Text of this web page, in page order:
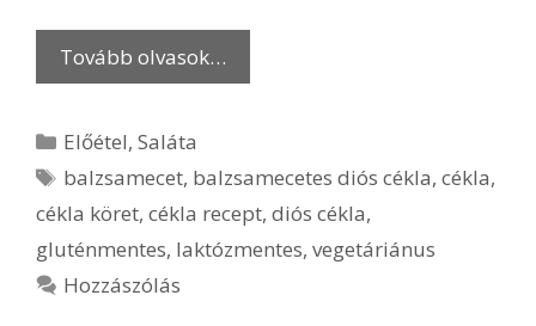
Tovább olvasok…
Kategória
Előétel,Saláta
Címkék
balzsamecet, balzsamecetes diós cékla,cékla,
cékla köret, cékla recept, diós cékla,
gluténmentes, laktózmentes, vegetáriánus
Hozzászólás